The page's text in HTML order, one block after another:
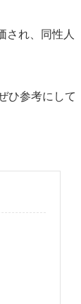
され、同性人
ひ参考にして